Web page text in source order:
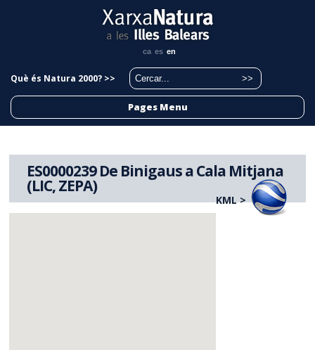
ca es en
Què és Natura 2000? >>
Pages Menu
ES0000239 De Binigaus a Cala Mitjana
(LIC, ZEPA)
KML >